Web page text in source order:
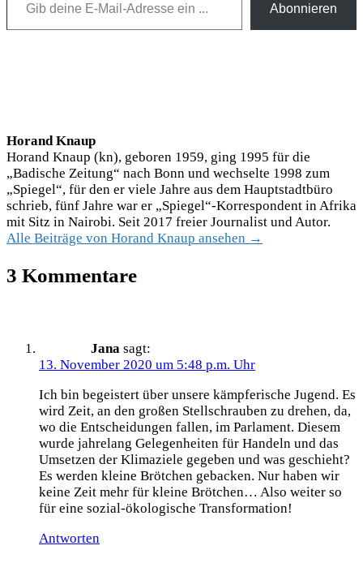
Abonnieren
Horand Knaup
Horand Knaup (kn), geboren 1959, ging 1995 für die
„Badische Zeitung“ nach Bonn und wechselte 1998 zum
„Spiegel“, für den er viele Jahre aus dem Hauptstadtbüro
schrieb, fünf Jahre war er „Spiegel“-Korrespondent in Afrika
mit Sitz in Nairobi. Seit 2017 freier Journalist und Autor.
Alle Beiträge von Horand Knaup ansehen →
3 Kommentare
Jana sagt:
13. November 2020 um 5:48 p.m. Uhr
Ich bin begeistert über unsere kämpferische Jugend. Es
wird Zeit, an den großen Stellschrauben zu drehen, da,
wo die Entscheidungen fallen, im Parlament. Diesem
wurde jahrelang Gelegenheiten für Handeln und das
Umsetzen der Klimaziele gegeben und was geschieht?
Es werden kleine Brötchen gebacken. Nur haben wir
keine Zeit mehr für kleine Brötchen… Also weiter so
für eine sozial-ökologische Transformation!
Antworten